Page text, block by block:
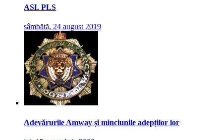
ASL PLS
sâmbătă, 24 august 2019
Adevărurile Amway și minciunile adepților lor